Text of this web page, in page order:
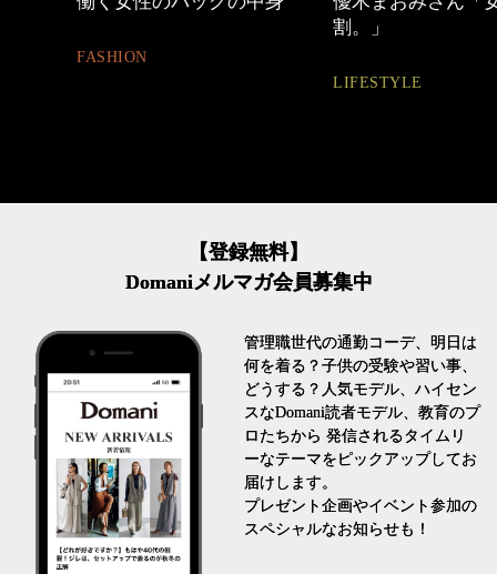
とは
FASHION
【登録無料】
Domaniメルマガ会員募集中
管理職世代の通勤コーデ、明日は
何を着る？子供の受験や習い事、
どうする？人気モデル、ハイセン
スなDomani読者モデル、教育のプ
ロたちから 発信されるタイムリ
ーなテーマをピックアップしてお
届けします。
プレゼント企画やイベント参加の
スペシャルなお知らせも！